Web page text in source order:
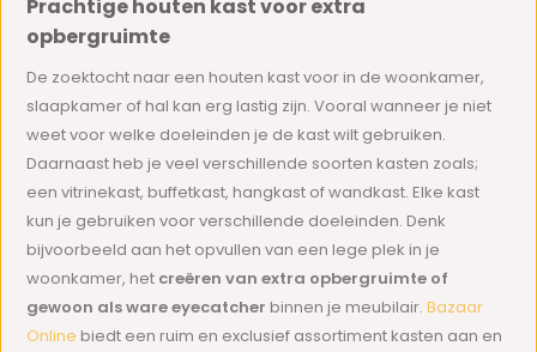
Prachtige houten kast voor extra
opbergruimte
De zoektocht naar een houten kast voor in de woonkamer,
slaapkamer of hal kan erg lastig zijn. Vooral wanneer je niet
weet voor welke doeleinden je de kast wilt gebruiken.
Daarnaast heb je veel verschillende soorten kasten zoals;
een vitrinekast, buffetkast, hangkast of wandkast. Elke kast
kun je gebruiken voor verschillende doeleinden. Denk
bijvoorbeeld aan het opvullen van een lege plek in je
woonkamer, het creëren van extra opbergruimte of
gewoon als ware eyecatcher binnen je meubilair.Bazaar
Online biedt een ruim en exclusief assortiment kasten aan en